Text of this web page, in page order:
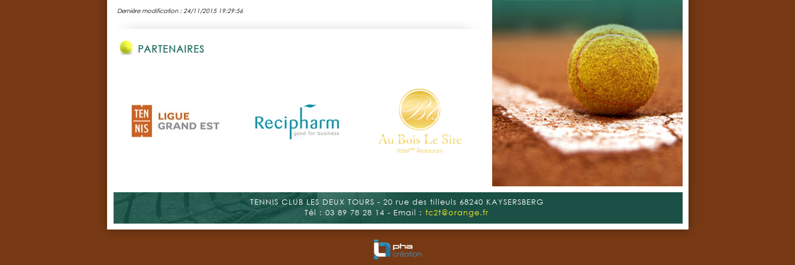
Dernière modification : 24/11/2015 19:29:56
PARTENAIRES
>> En savoir +
TENNIS CLUB LES DEUX TOURS - 20 rue des tilleuls 68240 KAYSERSBERG
Tél : 03 89 78 28 14 - Email : tc2t@orange.fr